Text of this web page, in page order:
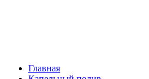
Главная